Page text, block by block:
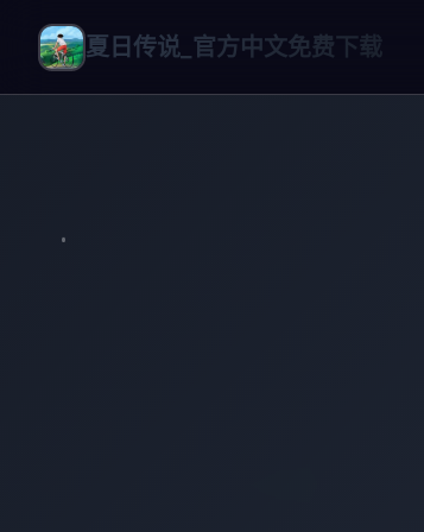
夏日传说_官方中文免费下载